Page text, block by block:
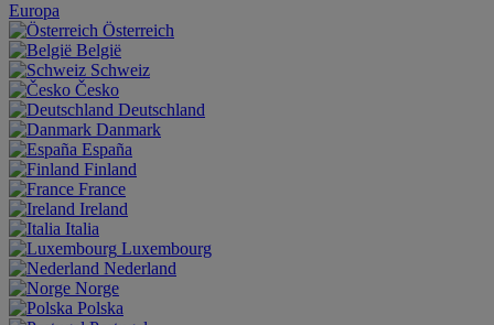
Europa
Österreich
België
Schweiz
Česko
Deutschland
Danmark
España
Finland
France
Ireland
Italia
Luxembourg
Nederland
Norge
Polska